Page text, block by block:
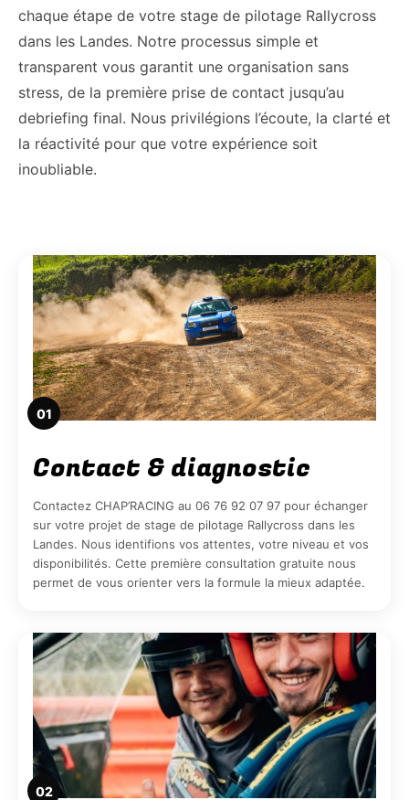
chaque étape de votre stage de pilotage Rallycross
dans les Landes. Notre processus simple et
transparent vous garantit une organisation sans
stress, de la première prise de contact jusqu’au
debriefing final. Nous privilégions l’écoute, la clarté et
la réactivité pour que votre expérience soit
inoubliable.
01
Contact & diagnostic
Contactez CHAP’RACING au 06 76 92 07 97 pour échanger
sur votre projet de stage de pilotage Rallycross dans les
Landes. Nous identifions vos attentes, votre niveau et vos
disponibilités. Cette première consultation gratuite nous
permet de vous orienter vers la formule la mieux adaptée.
02